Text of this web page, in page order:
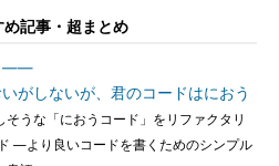
記事・超まとめ
――
がしないが、君のコードはにおう
うな「におうコード」をリファクタリ
―より良いコードを書くためのシンプル